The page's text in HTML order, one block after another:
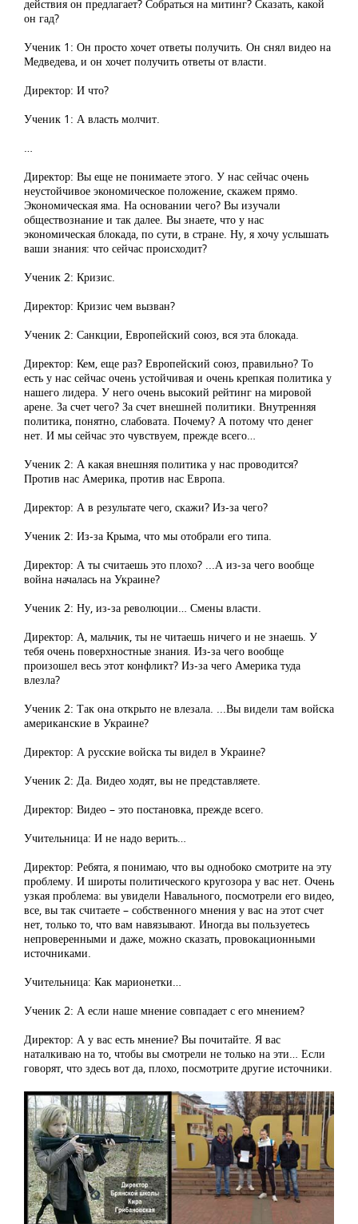
действия он предлагает? Собраться на митинг? Сказать, какой
он гад?
Ученик 1: Он просто хочет ответы получить. Он снял видео на
Медведева, и он хочет получить ответы от власти.
Директор: И что?
Ученик 1: А власть молчит.
…
Директор: Вы еще не понимаете этого. У нас сейчас очень
неустойчивое экономическое положение, скажем прямо.
Экономическая яма. На основании чего? Вы изучали
обществознание и так далее. Вы знаете, что у нас
экономическая блокада, по сути, в стране. Ну, я хочу услышать
ваши знания: что сейчас происходит?
Ученик 2: Кризис.
Директор: Кризис чем вызван?
Ученик 2: Санкции, Европейский союз, вся эта блокада.
Директор: Кем, еще раз? Европейский союз, правильно? То
есть у нас сейчас очень устойчивая и очень крепкая политика у
нашего лидера. У него очень высокий рейтинг на мировой
арене. За счет чего? За счет внешней политики. Внутренняя
политика, понятно, слабовата. Почему? А потому что денег
нет. И мы сейчас это чувствуем, прежде всего…
Ученик 2: А какая внешняя политика у нас проводится?
Против нас Америка, против нас Европа.
Директор: А в результате чего, скажи? Из-за чего?
Ученик 2: Из-за Крыма, что мы отобрали его типа.
Директор: А ты считаешь это плохо? ...А из-за чего вообще
война началась на Украине?
Ученик 2: Ну, из-за революции… Смены власти.
Директор: А, мальчик, ты не читаешь ничего и не знаешь. У
тебя очень поверхностные знания. Из-за чего вообще
произошел весь этот конфликт? Из-за чего Америка туда
влезла?
Ученик 2: Так она открыто не влезала. ...Вы видели там войска
американские в Украине?
Директор: А русские войска ты видел в Украине?
Ученик 2: Да. Видео ходят, вы не представляете.
Директор: Видео – это постановка, прежде всего.
Учительница: И не надо верить…
Директор: Ребята, я понимаю, что вы однобоко смотрите на эту
проблему. И широты политического кругозора у вас нет. Очень
узкая проблема: вы увидели Навального, посмотрели его видео,
все, вы так считаете – собственного мнения у вас на этот счет
нет, только то, что вам навязывают. Иногда вы пользуетесь
непроверенными и даже, можно сказать, провокационными
источниками.
Учительница: Как марионетки…
Ученик 2: А если наше мнение совпадает с его мнением?
Директор: А у вас есть мнение? Вы почитайте. Я вас
наталкиваю на то, чтобы вы смотрели не только на эти… Если
говорят, что здесь вот да, плохо, посмотрите другие источники.